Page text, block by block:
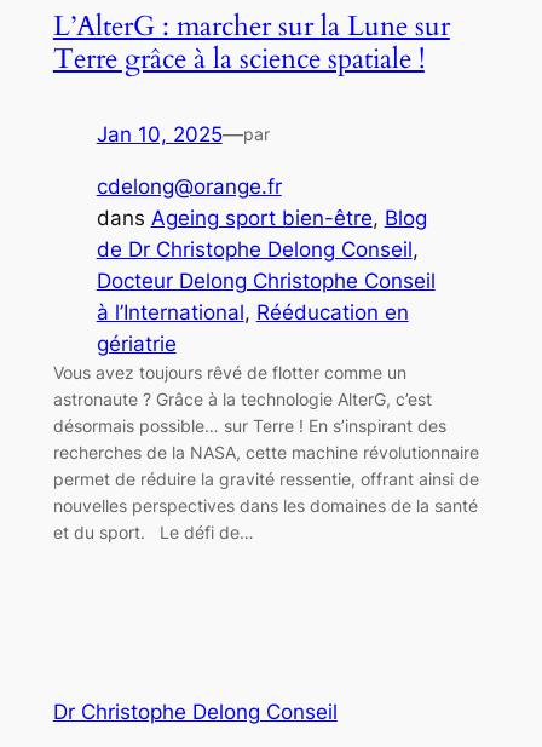
L’AlterG : marcher sur la Lune sur
Terre grâce à la science spatiale !
Jan 10, 2025—par
cdelong@orange.fr
dans Ageing sport bien-être, Blog
de Dr Christophe Delong Conseil
Docteur Delong Christophe Conseil
à l’International, Rééducation en
gériatrie
Vous avez toujours rêvé de flotter comme un
astronaute ? Grâce à la technologie AlterG, c’est
désormais possible… sur Terre ! En s’inspirant des
recherches de la NASA, cette machine révolutionnaire
permet de réduire la gravité ressentie, offrant ainsi de
nouvelles perspectives dans les domaines de la santé
et du sport. Le défi de…
Dr Christophe Delong Conseil